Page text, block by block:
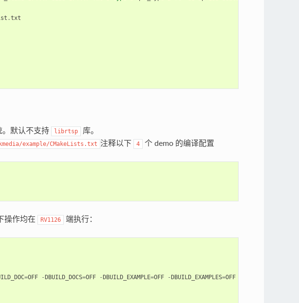
.txt
。默认不支持 librtsp
库。
example/CMakeLists.txt 注释以下 4 个 demo 的编译配置
操作均在 RV1126 端执行：
=OFF -DBUILD_DOCS=OFF -DBUILD_EXAMPLE=OFF -DBUILD_EXAMPLES=OFF